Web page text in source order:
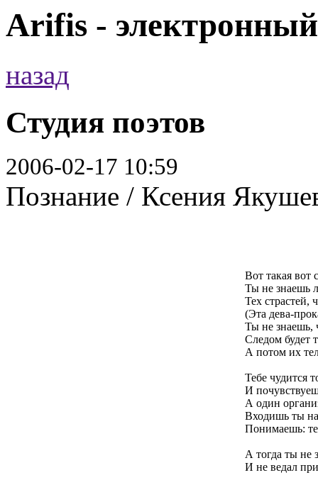
Arifis -
назад
Студия поэтов
2006-02-17 10:59
Познание / Ксения
Вот такая вот
Ты не знаешь
Тех страстей,
(Эта дева-
Ты не знаешь,
Следом будет
А потом их
Тебе чудится
И
А один
Входишь ты
Понимаешь:
А тогда ты не
И не ведал